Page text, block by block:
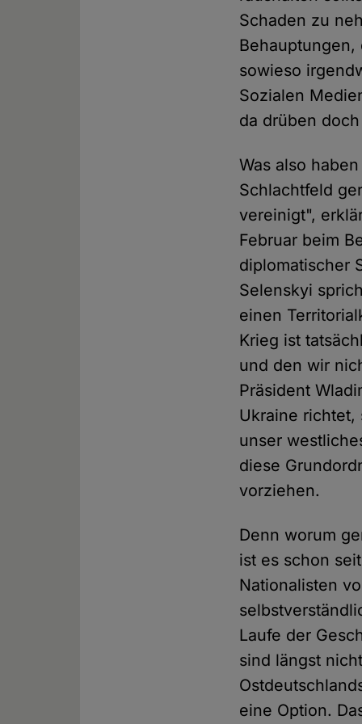
Schaden zu
sowieso
Sozialen
da drüben
Was also
Schlachtfeld
vereinigt",
Februar beim
diplomatischer
Selenskyi
einen
Krieg ist
und den wir
Präsident
Ukraine
unser
diese
vorziehen.
Denn worum
ist es schon
Nationalisten
Laufe der
sind längst
eine Option.